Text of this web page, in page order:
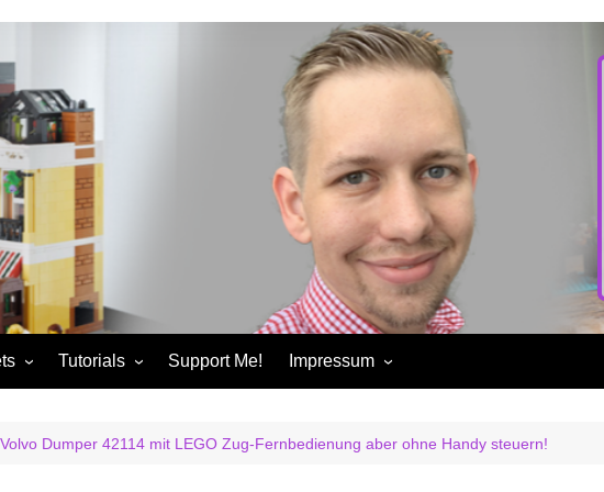
Tutorials
Pybricks Tutorials
Support Me! Impressum
AGB
Dumper 42114 mit LEGO Zug-Fernbedienung aber ohne Handy steuern!